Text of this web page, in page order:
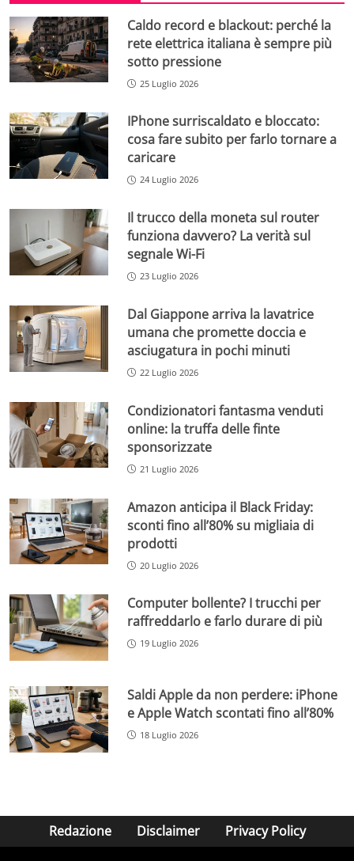
Caldo record e blackout: perché la
rete elettrica italiana è sempre più
sotto pressione
25 Luglio 2026
IPhone surriscaldato e bloccato:
cosa fare subito per farlo tornare a
caricare
24 Luglio 2026
Il trucco della moneta sul router
funziona davvero? La verità sul
segnale Wi-Fi
23 Luglio 2026
Dal Giappone arriva la lavatrice
umana che promette doccia e
asciugatura in pochi minuti
22 Luglio 2026
Condizionatori fantasma venduti
online: la truffa delle finte
sponsorizzate
21 Luglio 2026
Amazon anticipa il Black Friday:
sconti fino all’80% su migliaia di
prodotti
20 Luglio 2026
Computer bollente? I trucchi per
raffreddarlo e farlo durare di più
19 Luglio 2026
Saldi Apple da non perdere: iPhone
e Apple Watch scontati fino all’80%
18 Luglio 2026
Redazione Disclaimer Privacy Policy